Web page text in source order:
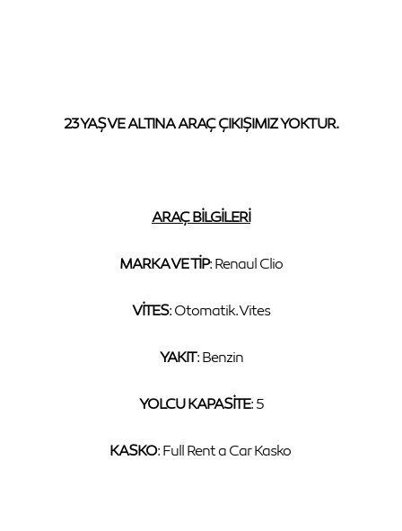
23 YAŞ VE ALTINA ARAÇ ÇIKIŞIMIZ YOKTUR.
ARAÇ BİLGİLERİ
MARKA VE TİP: Renaul Clio
VİTES: Otomatik. Vites
YAKIT: Benzin
YOLCUKAPASİTE: 5
KASKO: Full Rent a Car Kasko